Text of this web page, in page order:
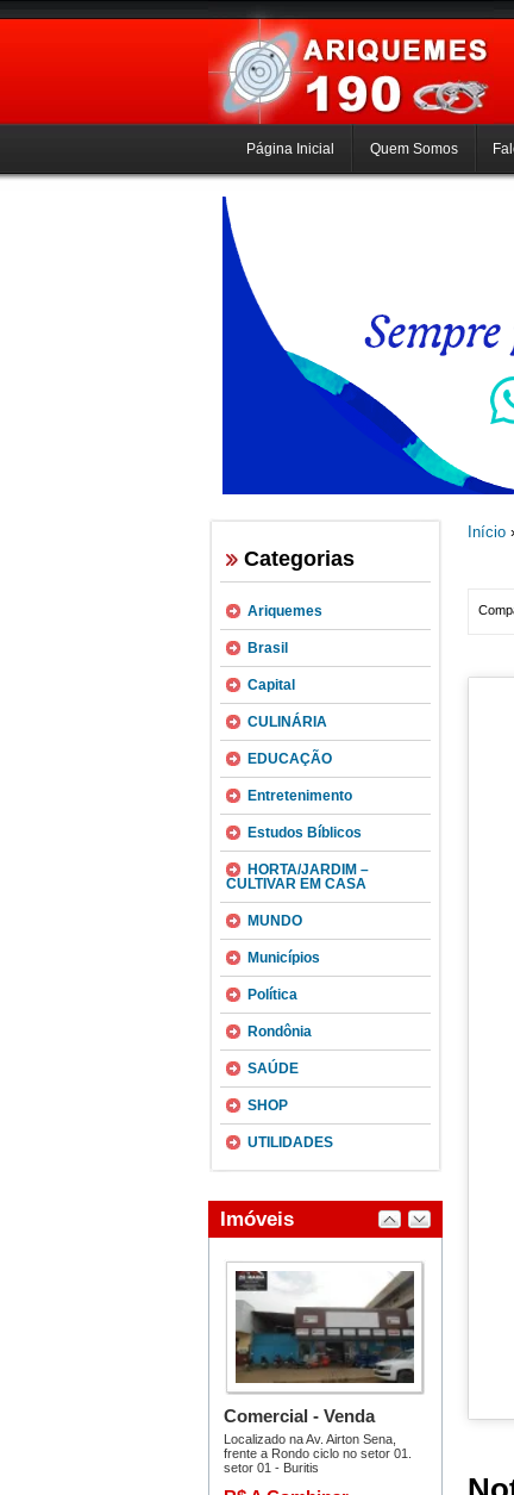
Página Inicial Quem Somos
Categorias
Ariquemes
Brasil
Capital
CULINÁRIA
EDUCAÇÃO
Entretenimento
Estudos Bíblicos
HORTA/JARDIM –
CULTIVAR EM CASA
MUNDO
Municípios
Política
Rondônia
SAÚDE
SHOP
UTILIDADES
Início